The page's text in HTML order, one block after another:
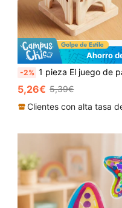
Ahorro
-2% 1 pieza El juego de palitos de madera de tres en uno ofrece diversión con tres formas diferentes de jugar. Hecho de madera seleccionada, está pulido suavemente para proteger tus manos. Ayuda en el reconocimiento de colores, el entrenamiento sensorial
5,26€ 5,39€